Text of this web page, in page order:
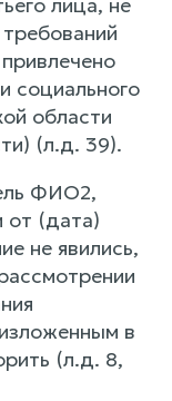
социального
области
(л.д. 39).
ФИО2,
от (дата)
не явились,
в
(л.д. 8,